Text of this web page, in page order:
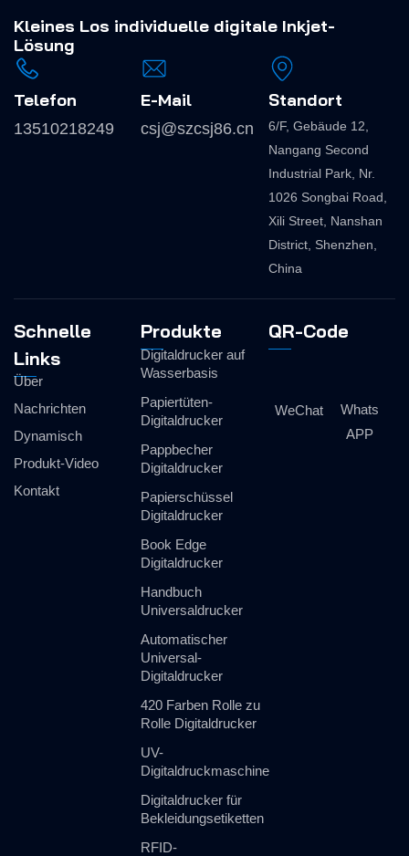
Kleines Los individuelle digitale Inkjet-
Lösung
Telefon
13510218249
E-Mail
csj@szcsj86.cn
Standort
6/F, Gebäude 12,
Nangang Second
Industrial Park, Nr.
1026 Songbai Road,
Xili Street, Nanshan
District, Shenzhen,
China
Schnelle
Links
Über
Nachrichten
Dynamisch
Produkt-Video
Kontakt
Produkte
Digitaldrucker auf
Wasserbasis
Papiertüten-
Digitaldrucker
Pappbecher
Digitaldrucker
Papierschüssel
Digitaldrucker
Book Edge
Digitaldrucker
Handbuch
Universaldrucker
Automatischer
Universal-
Digitaldrucker
420 Farben Rolle zu
Rolle Digitaldrucker
UV-
Digitaldruckmaschine
Digitaldrucker für
Bekleidungsetiketten
RFID-
QR-Code
WeChat
Whats
APP